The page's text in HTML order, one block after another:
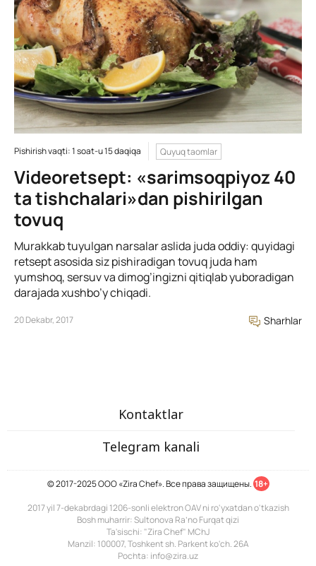
Pishirish vaqti: 1 soat-u 15 daqiqa Quyuq taomlar
Videoretsept: «sarimsoqpiyoz 40
ta tishchalari»dan pishirilgan
tovuq
Murakkab tuyulgan narsalar aslida juda oddiy: quyidagi
retsept asosida siz pishiradigan tovuq juda ham
yumshoq, sersuv va dimog’ingizni qitiqlab yuboradigan
darajada xushbo’y chiqadi.
20 Dekabr, 2017 Sharhlar
Kontaktlar
Telegram kanali
© 2017-2025 ООО «Zira Chef». Все права защищены. 18+
2017 yil 7-dekabrdagi 1206-sonli elektron OAV ni ro'yxatdan o'tkazish
Bosh muharrir: Sultonova Ra’no Furqat qizi
Ta'sischi: "Zira Chef" MChJ
Manzil: 100007, Toshkent sh. Parkent ko'ch. 26A
Pochta: info@zira.uz